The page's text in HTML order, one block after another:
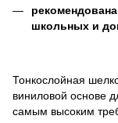
школьных и
Тонкослойная
виниловой основе
самым высоким